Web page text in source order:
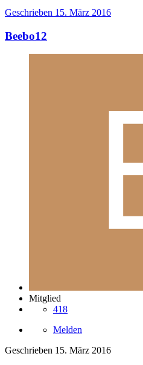
Geschrieben 15. März 2016
Beebo12
Mitglied
418
Melden
Geschrieben 15. März 2016